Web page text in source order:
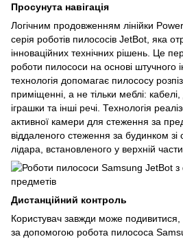
Просунута навігація
Логічним продовженням лінійки
серія роботів пилососів JetBot, яка
інноваційних технічних рішень. Це
роботи пилососи на основі штучного
технологія допомагає пилососу
приміщенні, а не тільки меблі:
іграшки та інші речі. Технологія
активної камери для стеження за
віддаленого стеження за будинком
лідара, встановленого у верхній
Дистанційний контроль
Користувач завжди може подивитися,
за допомогою робота пилососа